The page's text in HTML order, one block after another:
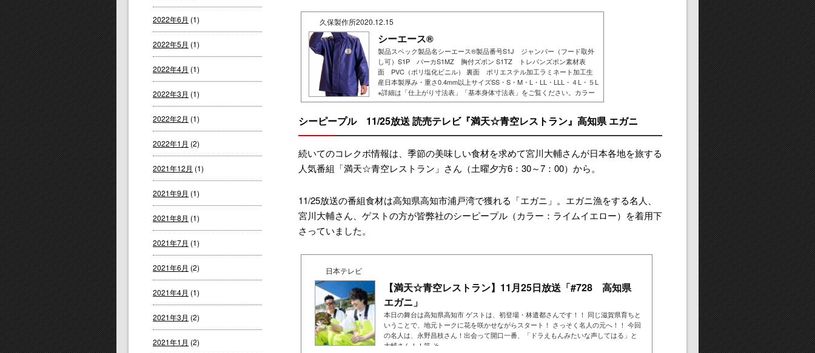
久保製作所2020.12.15
シーエース®
製品スペック製品名シーエース®製品番号S1J ジャンパー（フード取外
し可）S1P パーカS1MZ 胸付ズボン S1TZ トレパンズボン素材表
面 PVC（ポリ塩化ビニル） 裏面 ポリエステル加工ラミネート加工生
産日本製厚み・重さ0.4mm以上サイズSS・S・M・L・LL・LLL・４L・５L
※詳細は「仕上がり寸法表」「基本身体寸法表」をご覧ください。カラー
単色：3色【コバルトブルー（CB）/オリエンタルブルー（OB）/スカイブ
・極小絹目：スカイブルー特長●耐寒・耐油のハイスペ...
シーピープル 11/25放送 読売テレビ『満天☆青空レストラン』高知県 エガニ
続いてのコレクボ情報は、季節の美味しい食材を求めて宮川大輔さんが日本各地を旅する
人気番組「満天☆青空レストラン」さん（土曜夕方6：30～7：00）から。
11/25放送の番組食材は高知県高知市浦戸湾で獲れる「エガニ」。エガニ漁をする名人、
宮川大輔さん、ゲストの方が皆弊社のシーピープル（カラー：ライムイエロー）を着用下
さっていました。
日本テレビ
【満天☆青空レストラン】11月25日放送「#728 高知県
エガニ」
本日の舞台は高知県高知市 ゲストは、初登場・林遣都さんです！！ 同じ滋賀県育ちと
いうことで、地元トークに花を咲かせながらスタート！ さっそく名人の元へ！！ 今回
の名人は、永野昌枝さん！出会って開口一番、「ドラえもんみたいな声してはる」と
大輔さん！！笑 そ…
2022年6月 (1)
2022年5月 (1)
2022年4月 (1)
2022年3月 (1)
2022年2月 (1)
2022年1月 (2)
2021年12月 (1)
2021年9月 (1)
2021年8月 (1)
2021年7月 (1)
2021年6月 (2)
2021年4月 (1)
2021年3月 (2)
2021年1月 (2)